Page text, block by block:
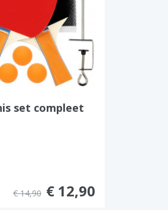
set compleet
€ 14,90 € 12,90